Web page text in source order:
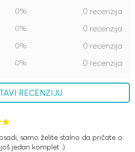
0% 0 recenzija
0% 0 recenzija
0% 0 recenzija
0% 0 recenzija
RECENZIJU
samo želite stalno da pričate o
jedan komplet :)